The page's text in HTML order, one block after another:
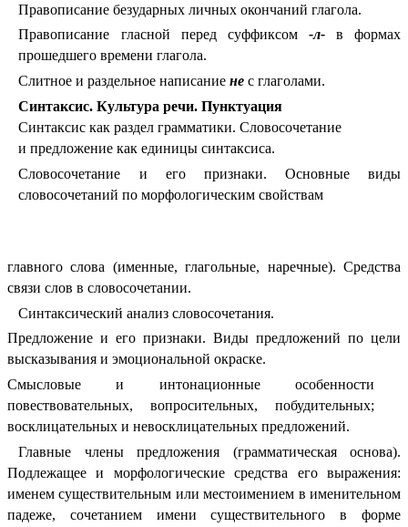
Правописание безударных личных окончаний глагола.
Правописание гласной перед суффиксом -л-в формах
прошедшего времени глагола.
Слитное и раздельное написаниене с глаголами.
Синтаксис. Культура речи. Пунктуация
Синтаксис как раздел грамматики. Словосочетание
и предложение как единицы синтаксиса.
Словосочетание и его признаки. Основные виды
словосочетаний по морфологическим свойствам
главного слова (именные, глагольные, наречные). Средства
связи слов в словосочетании.
Синтаксический анализ словосочетания.
Предложение и его признаки. Виды предложений по цели
высказывания и эмоциональной окраске.
Смысловые и интонационные особенности
повествовательных, вопросительных, побудительных;
восклицательных и невосклицательных предложений.
Главные члены предложения (грамматическая основа).
Подлежащее и морфологические средства его выражения:
именем существительным или местоимением в именительном
падеже, сочетанием имени существительного в форме